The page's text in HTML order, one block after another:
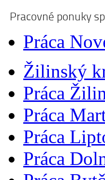
Pracovné ponuky
Práca
Žilinský
Práca
Práca
Práca
Práca